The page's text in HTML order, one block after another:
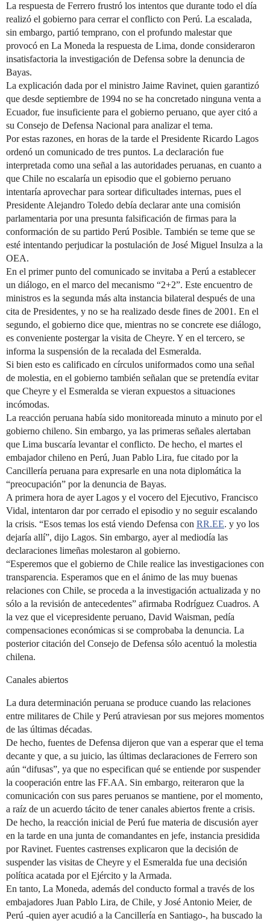
La respuesta de Ferrero frustró los intentos que durante todo el día
realizó el gobierno para cerrar el conflicto con Perú. La escalada,
sin embargo, partió temprano, con el profundo malestar que
provocó en La Moneda la respuesta de Lima, donde consideraron
insatisfactoria la investigación de Defensa sobre la denuncia de
Bayas.
La explicación dada por el ministro Jaime Ravinet, quien garantizó
que desde septiembre de 1994 no se ha concretado ninguna venta a
Ecuador, fue insuficiente para el gobierno peruano, que ayer citó a
su Consejo de Defensa Nacional para analizar el tema.
Por estas razones, en horas de la tarde el Presidente Ricardo Lagos
ordenó un comunicado de tres puntos. La declaración fue
interpretada como una señal a las autoridades peruanas, en cuanto a
que Chile no escalaría un episodio que el gobierno peruano
intentaría aprovechar para sortear dificultades internas, pues el
Presidente Alejandro Toledo debía declarar ante una comisión
parlamentaria por una presunta falsificación de firmas para la
conformación de su partido Perú Posible. También se teme que se
esté intentando perjudicar la postulación de José Miguel Insulza a la
OEA.
En el primer punto del comunicado se invitaba a Perú a establecer
un diálogo, en el marco del mecanismo “2+2”. Este encuentro de
ministros es la segunda más alta instancia bilateral después de una
cita de Presidentes, y no se ha realizado desde fines de 2001. En el
segundo, el gobierno dice que, mientras no se concrete ese diálogo,
es conveniente postergar la visita de Cheyre. Y en el tercero, se
informa la suspensión de la recalada del Esmeralda.
Si bien esto es calificado en círculos uniformados como una señal
de molestia, en el gobierno también señalan que se pretendía evitar
que Cheyre y el Esmeralda se vieran expuestos a situaciones
incómodas.
La reacción peruana había sido monitoreada minuto a minuto por el
gobierno chileno. Sin embargo, ya las primeras señales alertaban
que Lima buscaría levantar el conflicto. De hecho, el martes el
embajador chileno en Perú, Juan Pablo Lira, fue citado por la
Cancillería peruana para expresarle en una nota diplomática la
“preocupación” por la denuncia de Bayas.
A primera hora de ayer Lagos y el vocero del Ejecutivo, Francisco
Vidal, intentaron dar por cerrado el episodio y no seguir escalando
la crisis. “Esos temas los está viendo Defensa con RR.EE. y yo los
dejaría allí”, dijo Lagos. Sin embargo, ayer al mediodía las
declaraciones limeñas molestaron al gobierno.
“Esperemos que el gobierno de Chile realice las investigaciones con
transparencia. Esperamos que en el ánimo de las muy buenas
relaciones con Chile, se proceda a la investigación actualizada y no
sólo a la revisión de antecedentes” afirmaba Rodríguez Cuadros. A
la vez que el vicepresidente peruano, David Waisman, pedía
compensaciones económicas si se comprobaba la denuncia. La
posterior citación del Consejo de Defensa sólo acentuó la molestia
chilena.
Canales abiertos
La dura determinación peruana se produce cuando las relaciones
entre militares de Chile y Perú atraviesan por sus mejores momentos
de las últimas décadas.
De hecho, fuentes de Defensa dijeron que van a esperar que el tema
decante y que, a su juicio, las últimas declaraciones de Ferrero son
aún “difusas”, ya que no especifican qué se entiende por suspender
la cooperación entre las FF.AA. Sin embargo, reiteraron que la
comunicación con sus pares peruanos se mantiene, por el momento,
a raíz de un acuerdo tácito de tener canales abiertos frente a crisis.
De hecho, la reacción inicial de Perú fue materia de discusión ayer
en la tarde en una junta de comandantes en jefe, instancia presidida
por Ravinet. Fuentes castrenses explicaron que la decisión de
suspender las visitas de Cheyre y el Esmeralda fue una decisión
política acatada por el Ejército y la Armada.
En tanto, La Moneda, además del conducto formal a través de los
embajadores Juan Pablo Lira, de Chile, y José Antonio Meier, de
Perú -quien ayer acudió a la Cancillería en Santiago-, ha buscado la